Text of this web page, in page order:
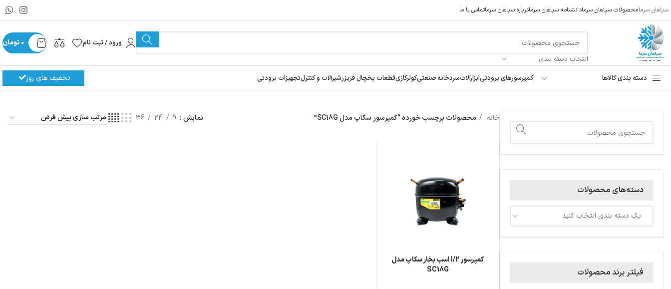
سپاهان سرمامحصولات سپاهان سرمادانشنامه سپاهان سرمادرباره سپاهان سرماتماس با ما
انتخاب دسته بندی
ورود / ثبت نام 0 تومان
دسته بندی کالاها کمپرسورهای برودتیابزارآلاتسردخانه صنعتیکولرگازیقطعات یخچال فریزرشیرآلات و کنترلتجهیزات برودتی تخفیف های روز
دسته‌های محصولات
یک دسته بندی انتخاب کنید
فیلتر برند محصولات
خانه محصولات برچسب خورده “کمپرسور سکاپ مدل SC18G” نمایش 9
24
36
کمپرسور 1/2 اسب بخار سکاپ مدل
SC18G